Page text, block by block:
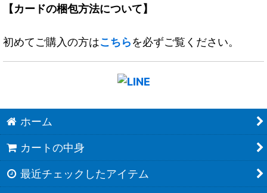
【カードの梱包方法について】
初めてご購入の方はこちらを必ずご覧ください。
ホーム
カートの中身
最近チェックしたアイテム